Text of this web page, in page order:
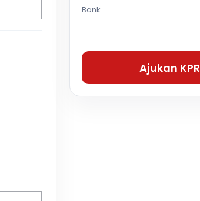
Bank
Ajukan KPR